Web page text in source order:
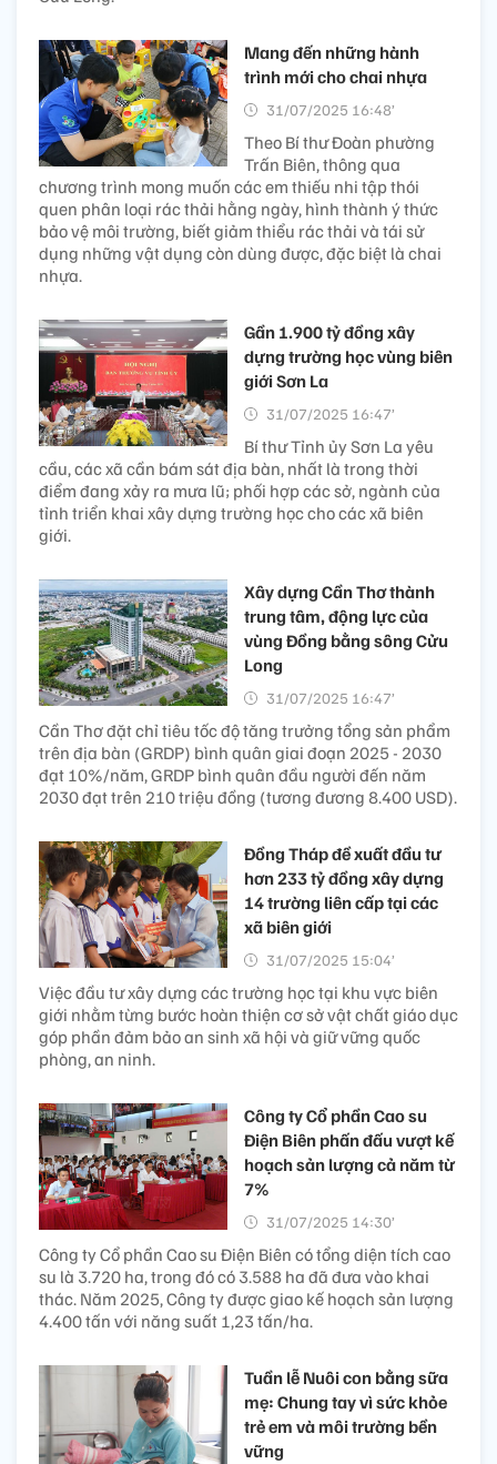
Mang đến những hành
trình mới cho chai nhựa
31/07/2025 16:48’
Theo Bí thư Đoàn phường
Trấn Biên, thông qua
chương trình mong muốn các em thiếu nhi tập thói
quen phân loại rác thải hằng ngày, hình thành ý thức
bảo vệ môi trường, biết giảm thiểu rác thải và tái sử
dụng những vật dụng còn dùng được, đặc biệt là chai
nhựa.
Gần 1.900 tỷ đồng xây
dựng trường học vùng biên
giới Sơn La
31/07/2025 16:47’
Bí thư Tỉnh ủy Sơn La yêu
cầu, các xã cần bám sát địa bàn, nhất là trong thời
điểm đang xảy ra mưa lũ; phối hợp các sở, ngành của
tỉnh triển khai xây dựng trường học cho các xã biên
giới.
Xây dựng Cần Thơ thành
trung tâm, động lực của
vùng Đồng bằng sông Cửu
Long
31/07/2025 16:47’
Cần Thơ đặt chỉ tiêu tốc độ tăng trưởng tổng sản phẩm
trên địa bàn (GRDP) bình quân giai đoạn 2025 - 2030
đạt 10%/năm, GRDP bình quân đầu người đến năm
2030 đạt trên 210 triệu đồng (tương đương 8.400 USD).
Đồng Tháp đề xuất đầu tư
hơn 233 tỷ đồng xây dựng
14 trường liên cấp tại các
xã biên giới
31/07/2025 15:04’
Việc đầu tư xây dựng các trường học tại khu vực biên
giới nhằm từng bước hoàn thiện cơ sở vật chất giáo dục
góp phần đảm bảo an sinh xã hội và giữ vững quốc
phòng, an ninh.
Công ty Cổ phần Cao su
Điện Biên phấn đấu vượt kế
hoạch sản lượng cả năm từ
7%
31/07/2025 14:30’
Công ty Cổ phần Cao su Điện Biên có tổng diện tích cao
su là 3.720 ha, trong đó có 3.588 ha đã đưa vào khai
thác. Năm 2025, Công ty được giao kế hoạch sản lượng
4.400 tấn với năng suất 1,23 tấn/ha.
Tuần lễ Nuôi con bằng sữa
mẹ: Chung tay vì sức khỏe
trẻ em và môi trường bền
vững